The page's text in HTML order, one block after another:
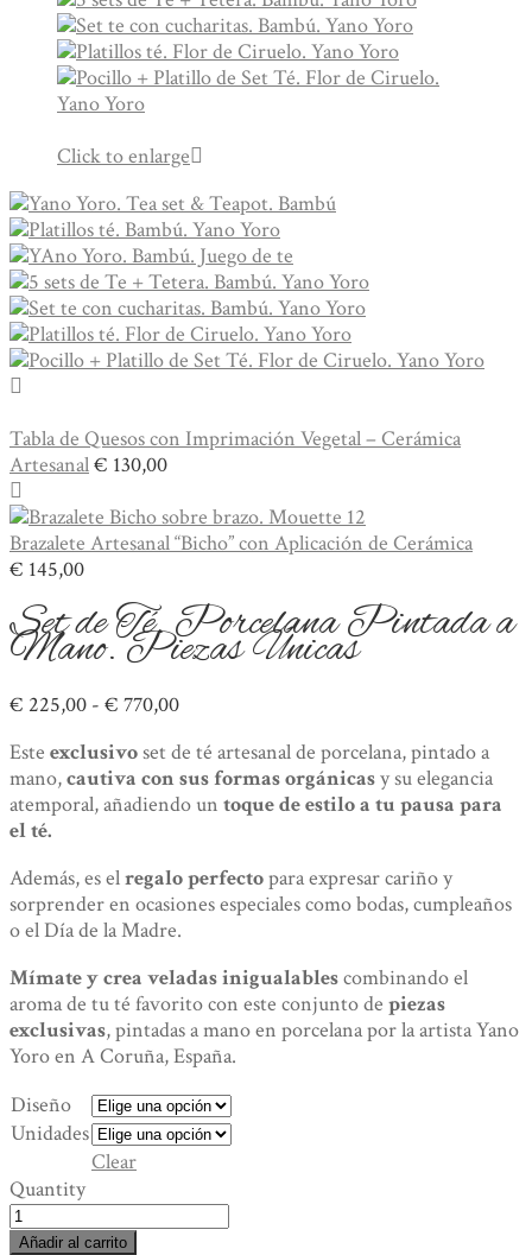
Click to enlarge
Tabla de Quesos con Imprimación Vegetal – Cerámica
Artesanal€ 130,00
Brazalete Artesanal “Bicho” con Aplicación de Cerámica
€ 145,00
Set de Té. Porcelana Pintada a
Mano. Piezas Únicas
€ 225,00 - € 770,00Rango
precios:
desde
€ 225,00
Este exclusivoset de té artesanal de porcelana, pintado a
mano,cautiva con sus formas orgánicasy su elegancia
atemporal, añadiendo un toque de estilo a tu pausa para
el té.
Además, es elregalo perfectopara expresar cariño y
sorprender en ocasiones especiales como bodas, cumpleaños
o el Día de la Madre.
Mímate y crea veladas inigualablescombinando el
aroma de tu té favorito con este conjunto de piezas
exclusivas, pintadas a mano en porcelana por la artista Yano
Yoro en A Coruña, España.
Diseño
Unidades
Clear
Quantity
Set
de
Añadir al carrito